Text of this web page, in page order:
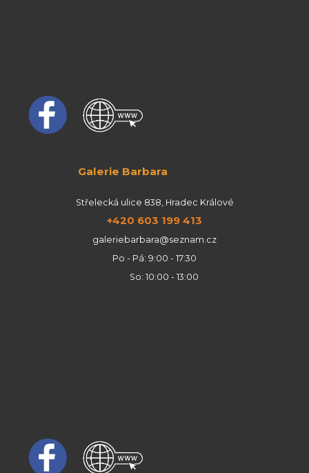
Galerie Barbara
Střelecká ulice 838, Hradec Králové
+420 603 199 413
galeriebarbara@seznam.cz
Po - Pá: 9:00 - 17:30
So: 10:00 - 13:00